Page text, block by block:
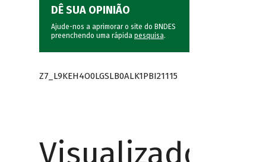
DÊ SUA OPINIÃO
Ajude-nos a aprimorar o site do BNDES
preenchendo uma rápida pesquisa.
Z7_L9KEH4O0LGSLB0ALK1PBI21115
Visualizador